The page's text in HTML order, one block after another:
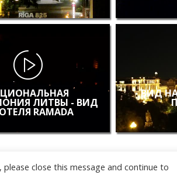
ЛИТВЫ - ВИД
RAMADA
ВИД
close this message and continue to